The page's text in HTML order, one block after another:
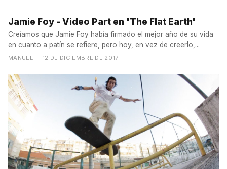
Jamie Foy - Video Part en 'The Flat Earth'
Creíamos que Jamie Foy había firmado el mejor año de su vida
en cuanto a patín se refiere, pero hoy, en vez de creerlo,...
MANUEL — 12 DE DICIEMBRE DE 2017